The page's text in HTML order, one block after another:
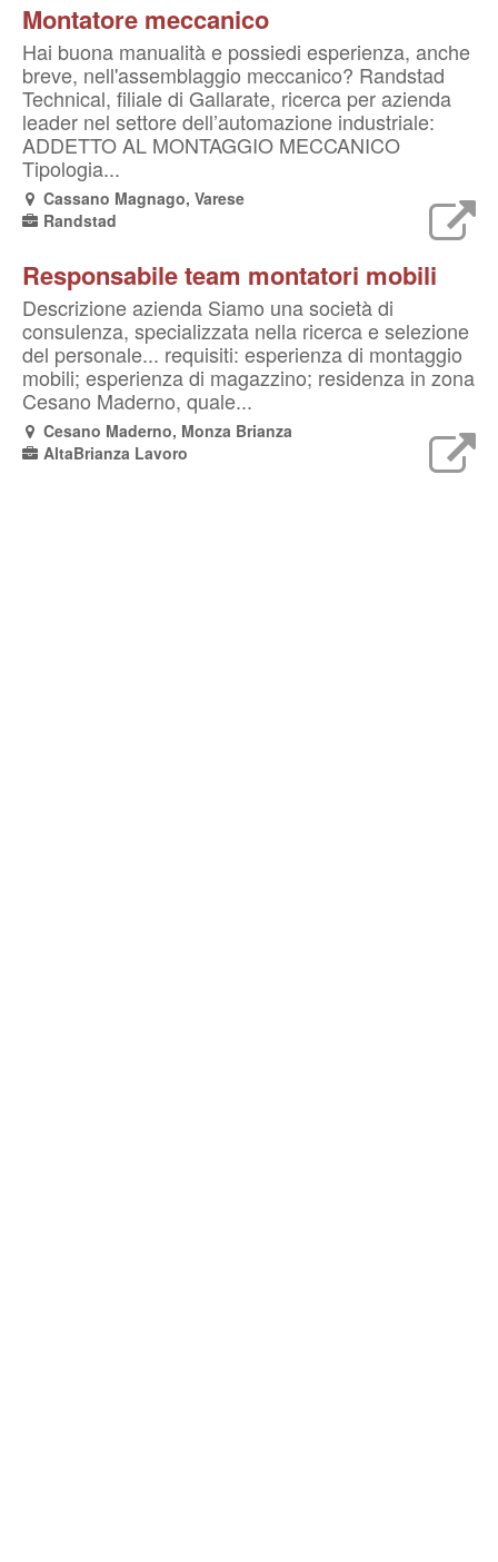
Montatore meccanico
Hai buona manualità e possiedi esperienza, anche
breve, nell'assemblaggio meccanico? Randstad
Technical, filiale di Gallarate, ricerca per azienda
leader nel settore dell’automazione industriale:
ADDETTO AL MONTAGGIO MECCANICO
Tipologia...
Cassano Magnago, Varese
Randstad
Responsabile team montatori mobili
Descrizione azienda Siamo una società di
consulenza, specializzata nella ricerca e selezione
del personale... requisiti: esperienza di montaggio
mobili; esperienza di magazzino; residenza in zona
Cesano Maderno, quale...
Cesano Maderno, Monza Brianza
AltaBrianza Lavoro